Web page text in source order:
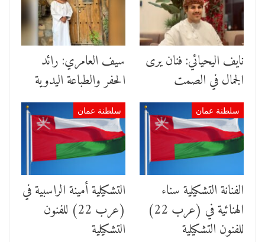
نايف اليحيائي: فنان يرى
الجمال في الصمت
سيف العامري: رائد
الحفر والطباعة اليدوية
سلطنة عمان
الفنانة التشكيلية سناء
الهنائية في (عرب 22)
للفنون التشكيلية
سلطنة عمان
التشكيلية أمينة الراسبية في
(عرب 22) للفنون
التشكيلية